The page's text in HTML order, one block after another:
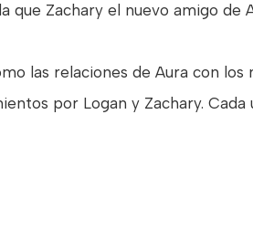
que Zachary el nuevo amigo de
las relaciones de Aura con
por Logan y Zachary.